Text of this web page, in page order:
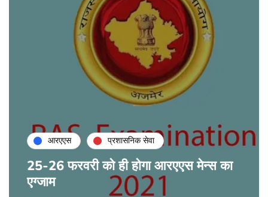
आरएएस प्रशासनिक सेवा
25-26 फरवरी को ही होगा आरएएस मेन्स का
एग्जाम